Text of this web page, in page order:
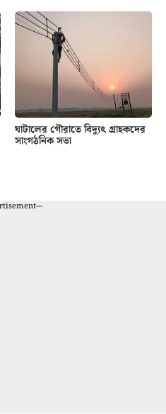
ঘাটালের গৌরাতে বিদ্যুৎ গ্রাহকদের
সাংগঠনিক সভা